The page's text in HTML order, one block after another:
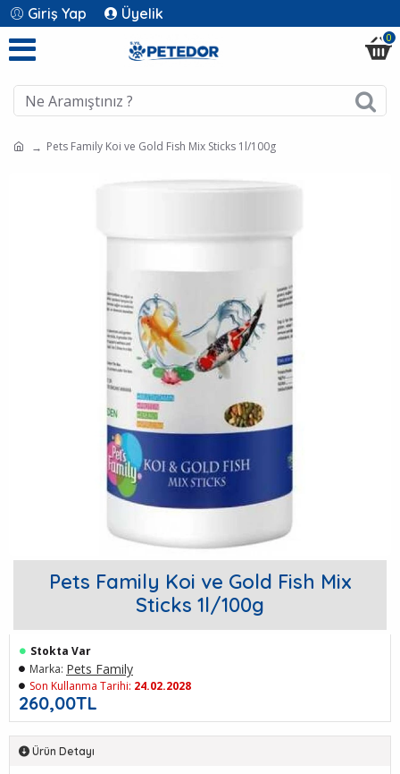
Giriş Yap Üyelik
0
Pets Family Koi ve Gold Fish Mix Sticks 1l/100g
Pets Family Koi ve Gold Fish Mix
Sticks 1l/100g
260,00TL
Stokta Var
Marka: Pets Family
Son Kullanma Tarihi: 24.02.2028
Ürün Detayı